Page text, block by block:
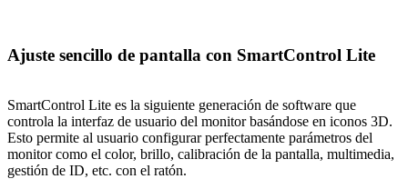
Ajuste sencillo de pantalla con SmartControl Lite
SmartControl Lite es la siguiente generación de software que
controla la interfaz de usuario del monitor basándose en iconos 3D.
Esto permite al usuario configurar perfectamente parámetros del
monitor como el color, brillo, calibración de la pantalla, multimedia,
gestión de ID, etc. con el ratón.